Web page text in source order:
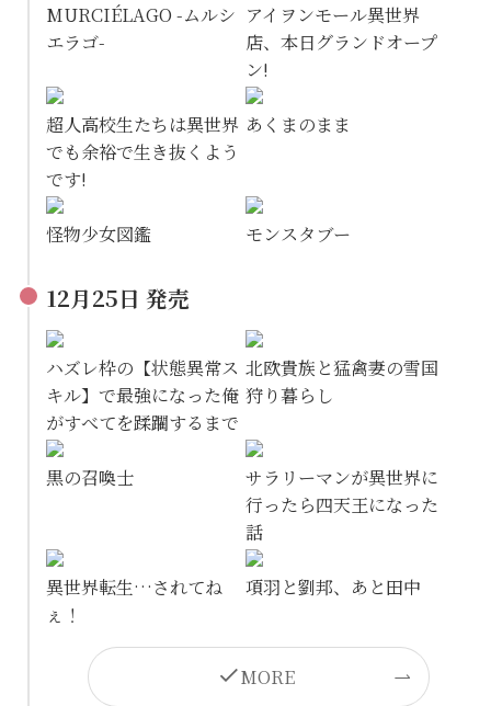
MURCIÉLAGO -ムルシ
エラゴ-
アイヲンモール異世界
店、本日グランドオープ
ン!
超人高校生たちは異世界
でも余裕で生き抜くよう
です!
あくまのまま
怪物少女図鑑 モンスタブー
12月25日 発売
ハズレ枠の【状態異常ス
キル】で最強になった俺
がすべてを蹂躙するまで
北欧貴族と猛禽妻の雪国
狩り暮らし
黒の召喚士
サラリーマンが異世界に
行ったら四天王になった
話
異世界転生…されてね
ぇ！
項羽と劉邦、あと田中
MORE